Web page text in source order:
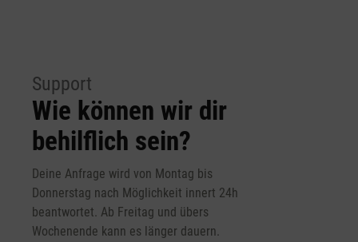
Support
Wie können wir dir
behilflich sein?
Deine Anfrage wird von Montag bis
Donnerstag nach Möglichkeit innert 24h
beantwortet. Ab Freitag und übers
Wochenende kann es länger dauern.